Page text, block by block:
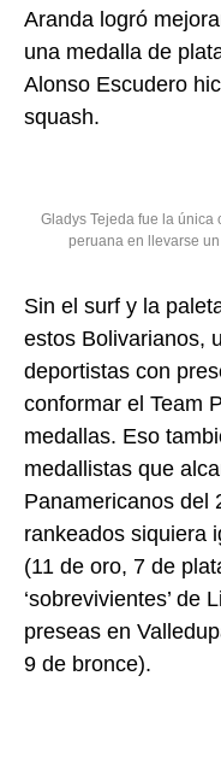
Aranda logró
una medalla de
Alonso Escudero
squash.
Gladys Tejeda fue la
peruana en llevarse
Sin el surf y la
estos Bolivarianos,
deportistas con
conformar el Team
medallas. Eso
medallistas que
Panamericanos del
rankeados siquiera
(11 de oro, 7 de
‘sobrevivientes’ de
preseas en
9 de bronce).